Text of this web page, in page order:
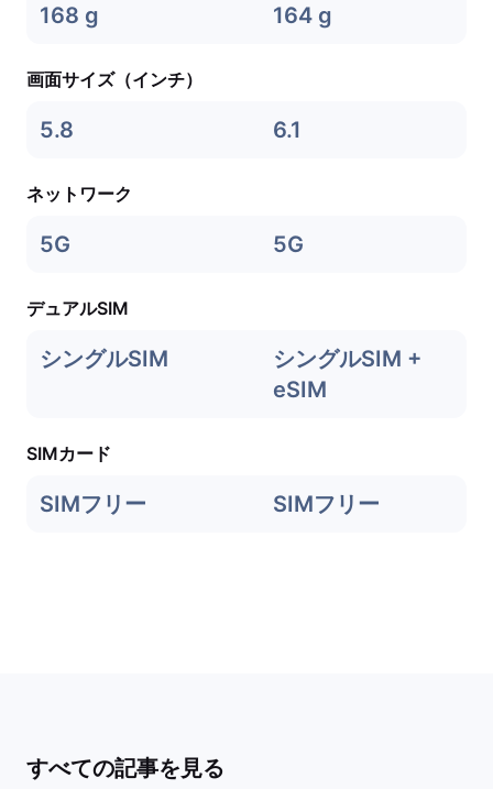
168 g 164 g
画面サイズ（インチ）
5.8 6.1
ネットワーク
5G 5G
デュアルSIM
シングルSIM
シングルSIM +
eSIM
SIMカード
SIMフリー SIMフリー
すべての記事を見る